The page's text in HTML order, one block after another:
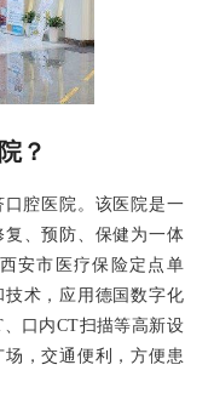
？
腔医院。该医院是一
、预防、保健为一体
安市医疗保险定点单
术，应用德国数字化
口内CT扫描等高新设
，交通便利，方便患